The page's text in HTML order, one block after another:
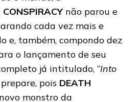
CONSPIRACY não parou e
cada vez mais e
e, também, compondo dez
o lançamento de seu
já intitulado, “Into
prepare, pois DEATH
monstro da